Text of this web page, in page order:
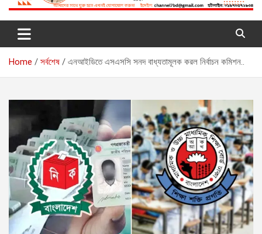
Home সর্বশেষ এনআইডিতে এসএসসি সনদ বাধ্যতামূলক করল নির্বাচন কমিশন..